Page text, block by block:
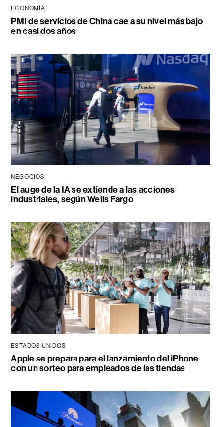
ECONOMÍA
PMI de servicios de China cae a su nivel más bajo
en casi dos años
NEGOCIOS
El auge de la IA se extiende a las acciones
industriales, según Wells Fargo
ESTADOS UNIDOS
Apple se prepara para el lanzamiento del iPhone
con un sorteo para empleados de las tiendas